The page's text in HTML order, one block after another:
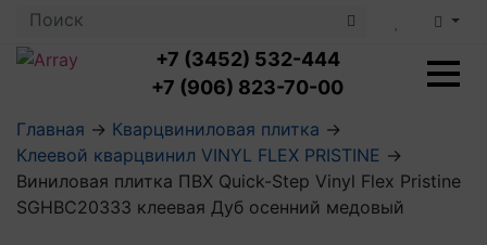
+7 (3452) 532-444
+7 (906) 823-70-00
Ламинат с укладкой
Ламинат 32 класс
LOC FLOOR PLUS
Главная → Кварцвиниловая плитка →
Клеевой кварцвинил VINYL FLEX PRISTINE →
Виниловая плитка ПВХ Quick-Step Vinyl Flex Pristine
SGHBC20333 клеевая Дуб осенний медовый